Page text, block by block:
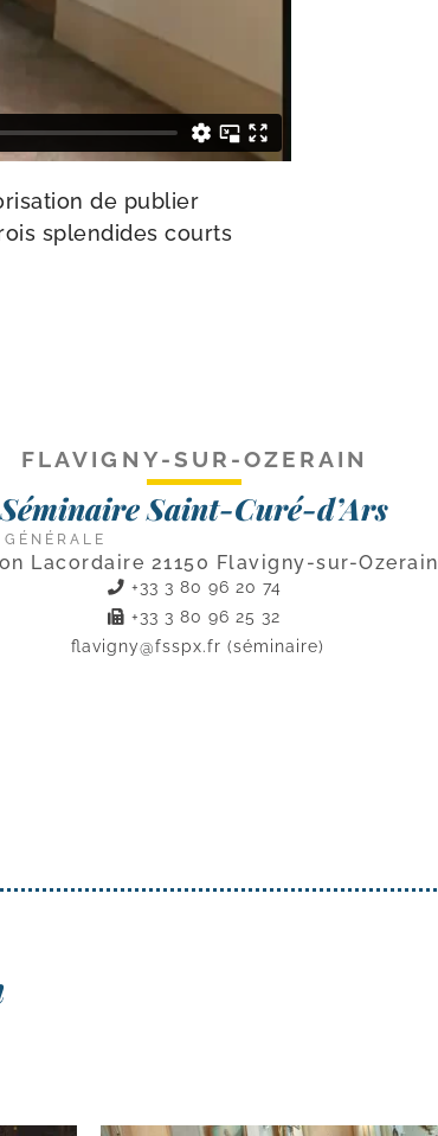
de publier
splen­dides courts
FLAVIGNY-SUR-OZERAIN
Séminaire Saint-Curé-d’Ars
Lacordaire 21150 Flavigny-sur-Ozerain
+33 3 80 96 20 74
+33 3 80 96 25 32
flavigny@fsspx.fr (séminaire)